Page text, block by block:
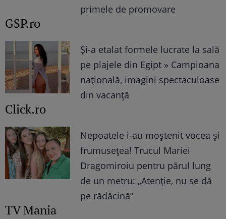
primele de promovare
GSP.ro
Și-a etalat formele lucrate la sală
pe plajele din Egipt » Campioana
națională, imagini spectaculoase
din vacanță
Click.ro
Nepoatele i-au moștenit vocea și
frumusețea! Trucul Mariei
Dragomiroiu pentru părul lung
de un metru: „Atenție, nu se dă
pe rădăcină”
TV Mania